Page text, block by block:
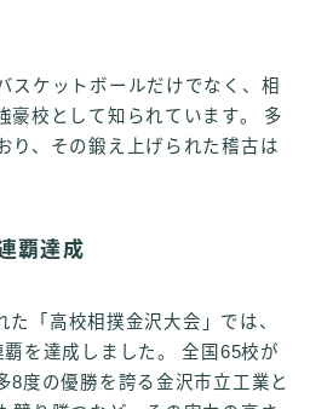
スケットボールだけでなく、相
豪校として知られています。 多
り、その鍛え上げられた稽古は
覇達成
「高校相撲金沢大会」では、
を達成しました。 全国65校が
8度の優勝を誇る金沢市立工業と